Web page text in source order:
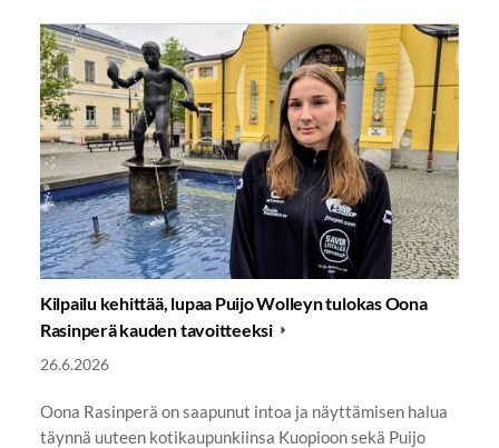
Kilpailu kehittää, lupaa Puijo Wolleyn tulokas Oona
Rasinperä kauden tavoitteeksi
26.6.2026
Oona Rasinperä on saapunut intoa ja näyttämisen halua
täynnä uuteen kotikaupunkiinsa Kuopioon sekä Puijo